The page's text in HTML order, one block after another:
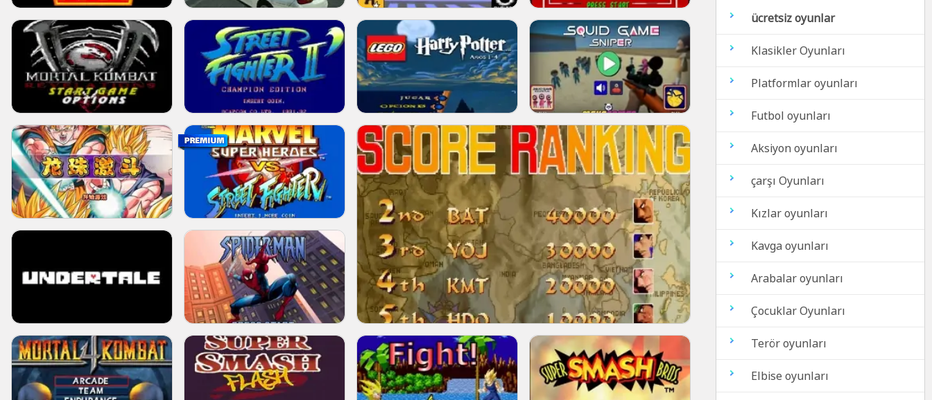
ücretsiz oyunlar
Klasikler Oyunları
Platformlar oyunları
Futbol oyunları
Aksiyon oyunları
çarşı Oyunları
Kızlar oyunları
Kavga oyunları
Arabalar oyunları
Çocuklar Oyunları
Terör oyunları
Elbise oyunları